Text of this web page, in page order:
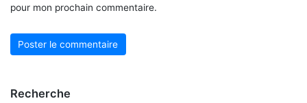
pour mon prochain commentaire.
Recherche